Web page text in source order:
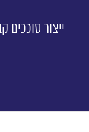
ייצור סוככים